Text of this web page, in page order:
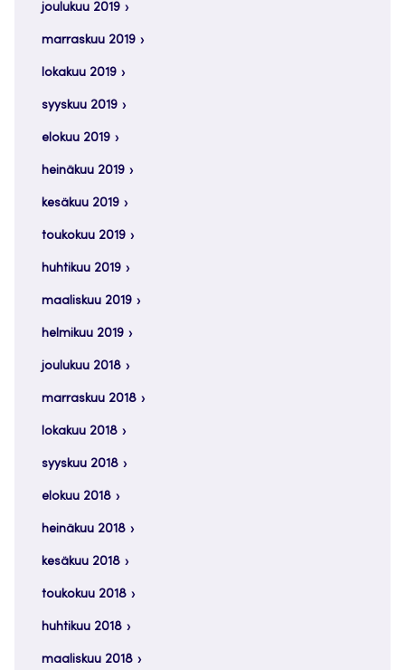
joulukuu 2019
marraskuu 2019
lokakuu 2019
syyskuu 2019
elokuu 2019
heinäkuu 2019
kesäkuu 2019
toukokuu 2019
huhtikuu 2019
maaliskuu 2019
helmikuu 2019
joulukuu 2018
marraskuu 2018
lokakuu 2018
syyskuu 2018
elokuu 2018
heinäkuu 2018
kesäkuu 2018
toukokuu 2018
huhtikuu 2018
maaliskuu 2018